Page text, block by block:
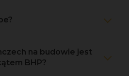
na budowie jest
BHP?